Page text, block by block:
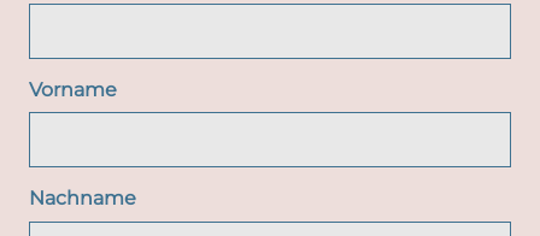
E-
Vorname
Nachname